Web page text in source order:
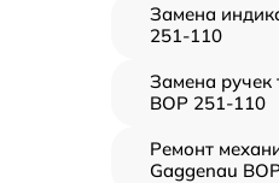
Замена
251-110
Замена ручек
BOP 251-110
Ремонт
Gaggenau